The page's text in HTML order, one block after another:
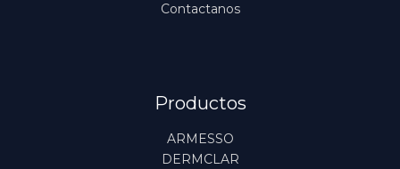
Contactanos
Productos
ARMESSO
DERMCLAR